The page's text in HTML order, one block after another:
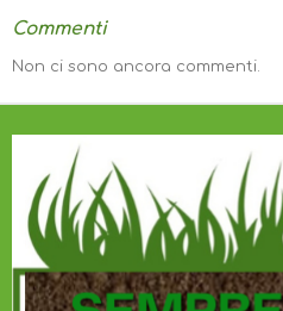
Commenti
Non ci sono ancora commenti.